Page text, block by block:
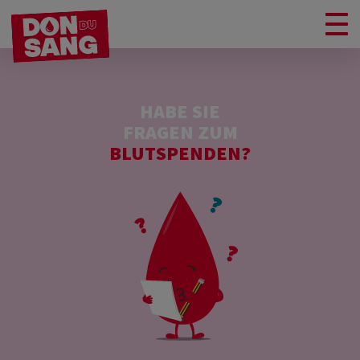
HABE SIE
FRAGEN ZUM
BLUTSPENDEN?